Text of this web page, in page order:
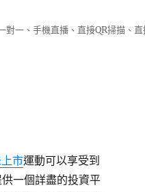
一、手機直播、直接QR掃描、直
市運動可以享受到
一個詳盡的投資平